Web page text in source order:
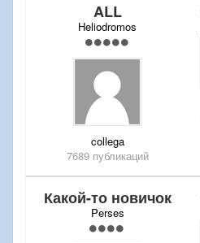
ALL
Heliodromos
collega
7689 публикаций
Какой-то новичок
Perses